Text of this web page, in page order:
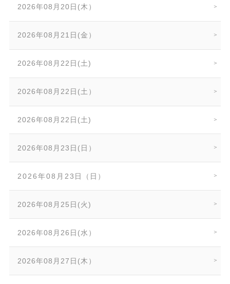
2026年08月20日(木）
2026年08月21日(金）
2026年08月22日(土)
2026年08月22日(土）
2026年08月22日(土)
2026年08月23日(日）
2026年08月23日（日）
2026年08月25日(火)
2026年08月26日(水）
2026年08月27日(木）